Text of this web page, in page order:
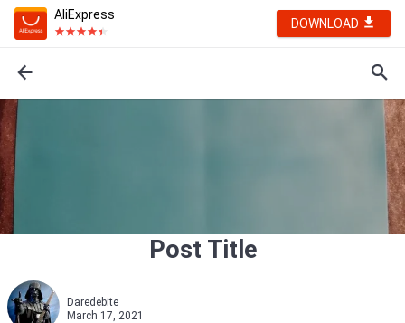
AliExpress
DOWNLOAD
Post Title
Daredebite
March 17, 2021